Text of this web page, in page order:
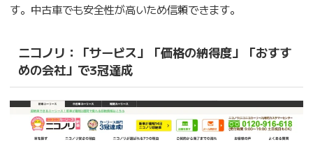
す。中古車でも安全性が高いため信頼できます。
ニコノリ：「サービス」「価格の納得度」「おすす
めの会社」で3冠達成